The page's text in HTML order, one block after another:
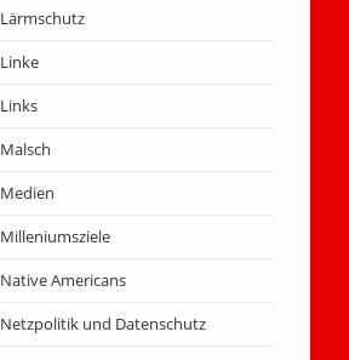
Lärmschutz
Linke
Links
Malsch
Medien
Milleniumsziele
Native Americans
Netzpolitik und Datenschutz